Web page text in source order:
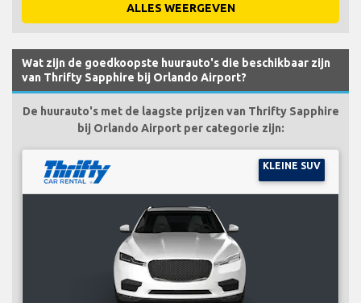
ALLES WEERGEVEN
Wat zijn de goedkoopste huurauto's die beschikbaar zijn
van Thrifty Sapphire bij Orlando Airport?
De huurauto's met de laagste prijzen van Thrifty Sapphire
bij Orlando Airport per categorie zijn:
KLEINE SUV